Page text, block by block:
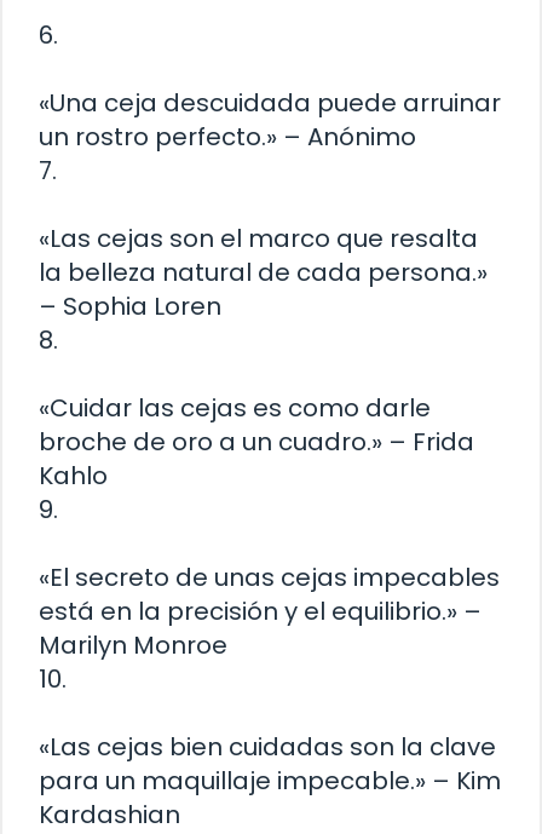
6.
«Una ceja descuidada puede arruinar
un rostro perfecto.» – Anónimo
7.
«Las cejas son el marco que resalta
la belleza natural de cada persona.»
– Sophia Loren
8.
«Cuidar las cejas es como darle
broche de oro a un cuadro.» – Frida
Kahlo
9.
«El secreto de unas cejas impecables
está en la precisión y el equilibrio.» –
Marilyn Monroe
10.
«Las cejas bien cuidadas son la clave
para un maquillaje impecable.» – Kim
Kardashian